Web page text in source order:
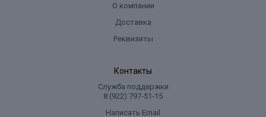
О компании
Доставка
Реквизиты
Контакты
Служба поддержки
8 (922) 797‑51-15
Написать Email